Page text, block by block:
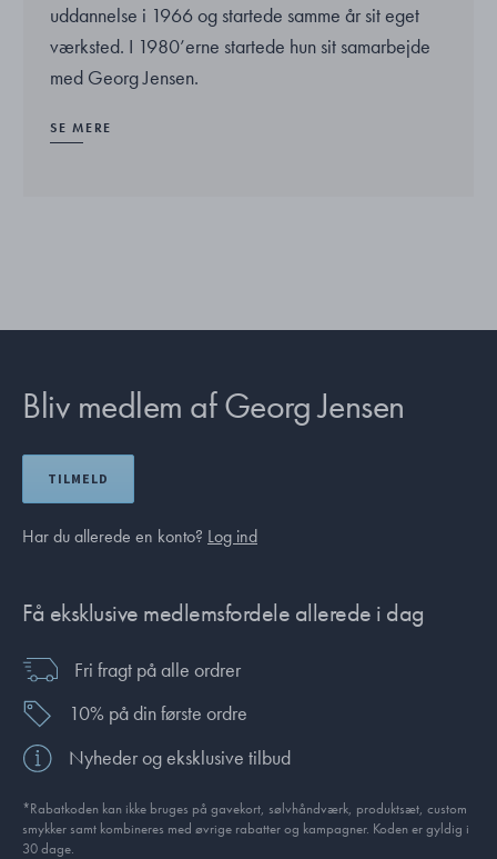
uddannelse i 1966 og startede samme år sit eget
værksted. I 1980’erne startede hun sit samarbejde
med Georg Jensen.
SE MERE
Bliv medlem af Georg Jensen
TILMELD
Har du allerede en konto? Log ind
Få eksklusive medlemsfordele allerede i dag
Fri fragt på alle ordrer
10% på din første ordre
Nyheder og eksklusive tilbud
*Rabatkoden kan ikke bruges på gavekort, sølvhåndværk, produktsæt, custom
smykker samt kombineres med øvrige rabatter og kampagner. Koden er gyldig i
30 dage.